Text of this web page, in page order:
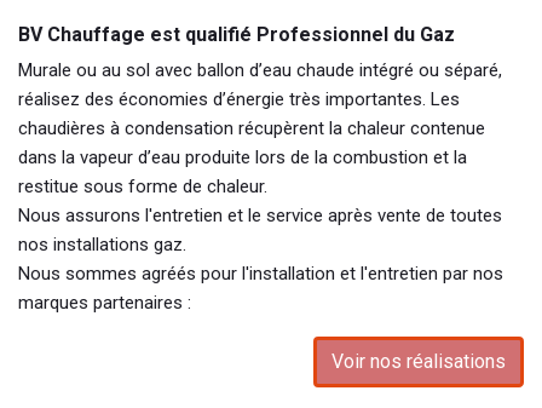
BV Chauffage est qualifié Professionnel du Gaz
Murale ou au sol avec ballon d’eau chaude intégré ou séparé,
réalisez des économies d’énergie très importantes. Les
chaudières à condensation récupèrent la chaleur contenue
dans la vapeur d’eau produite lors de la combustion et la
restitue sous forme de chaleur.
Nous assurons l'entretien et le service après vente de toutes
nos installations gaz.
Nous sommes agréés pour l'installation et l'entretien par nos
marques partenaires :
Voir nos réalisations